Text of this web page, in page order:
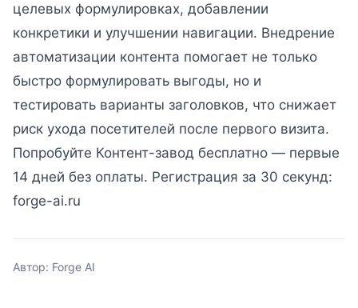
целевых формулировках, добавлении
конкретики и улучшении навигации. Внедрение
автоматизации контента помогает не только
быстро формулировать выгоды, но и
тестировать варианты заголовков, что снижает
риск ухода посетителей после первого визита.
Попробуйте Контент-завод бесплатно — первые
14 дней без оплаты. Регистрация за 30 секунд:
forge-ai.ru
Автор: Forge AI